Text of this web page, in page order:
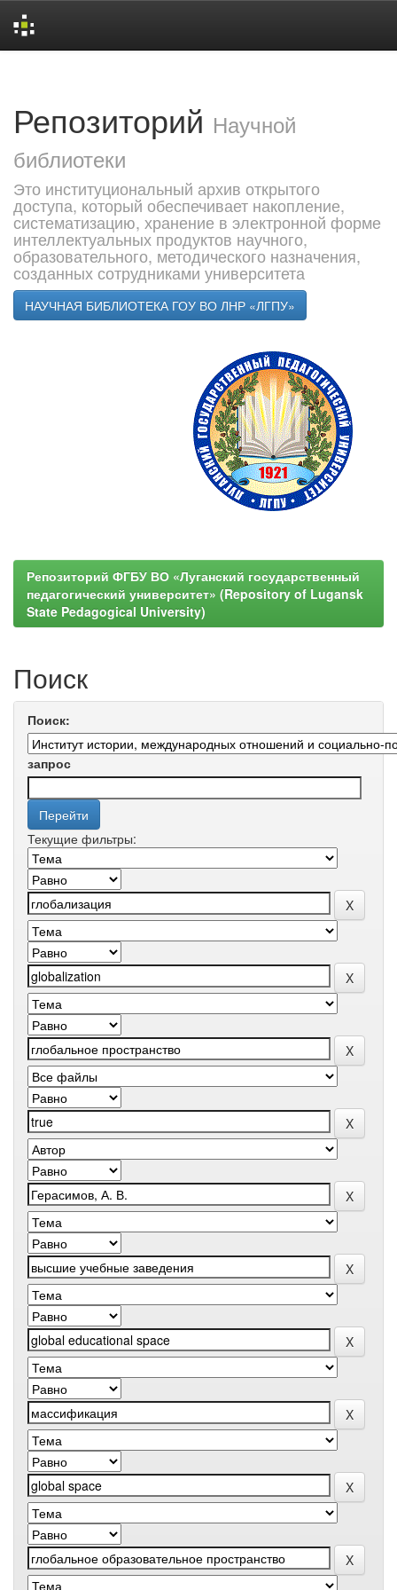
Репозиторий Научной
библиотеки
Это институциональный архив открытого
доступа, который обеспечивает накопление,
систематизацию, хранение в электронной форме
интеллектуальных продуктов научного,
образовательного, методического назначения,
созданных сотрудниками университета
НАУЧНАЯ БИБЛИОТЕКА ГОУ ВО ЛНР «ЛГПУ»
Репозиторий ФГБУ ВО «Луганский государственный
педагогический университет» (Repository of Lugansk
State Pedagogical University)
Поиск
Поиск:
запрос
Текущие фильтры: